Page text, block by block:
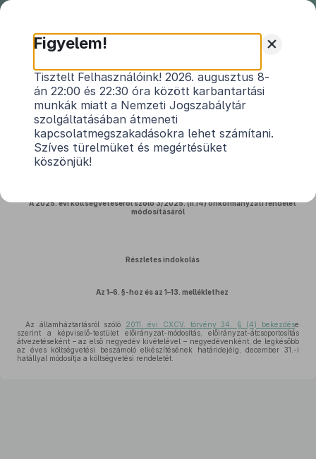
Királyegyháza Község
Önkormányzata Képviselő-
testületének 12/2025. (X. 22.)
önkormányzati rendeletének
indokolása
A 2025. évi költségvetéséről szóló 3/2025. (II.14) önkormányzati rendelet
módosításáról
Részletes indokolás
Az 1–6. §-hoz és az 1–13. melléklethez
Az államháztartásról szóló 2011. évi CXCV. törvény 34. § (4) bekezdése
szerint a képviselő-testület előirányzat-módosítás, előirányzat-átcsoportosítás
átvezetéseként – az első negyedév kivételével – negyedévenként, de legkésőbb
az éves költségvetési beszámoló elkészítésének határidejéig, december 31.-i
hatállyal módosítja a költségvetési rendeletét.
+
Figyelem!
Tisztelt Felhasználóink! 2026. augusztus 8-
án 22:00 és 22:30 óra között karbantartási
munkák miatt a Nemzeti Jogszabálytár
szolgáltatásában átmeneti
kapcsolatmegszakadásokra lehet számítani.
Szíves türelmüket és megértésüket
köszönjük!